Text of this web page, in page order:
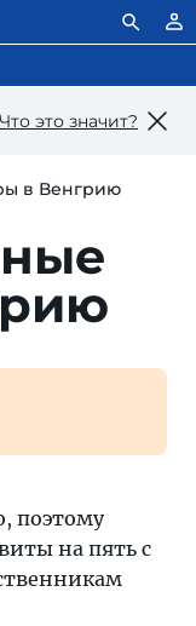
Что это значит?
в Венгрию
поэтому
на пять с